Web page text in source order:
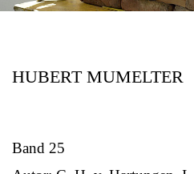
HUBERT MUMELTER
Band 25